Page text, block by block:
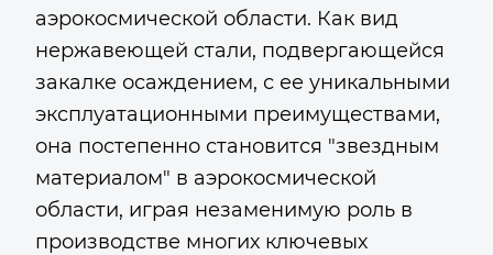
аэрокосмической области. Как вид
нержавеющей стали, подвергающейся
закалке осаждением, с ее уникальными
эксплуатационными преимуществами,
она постепенно становится "звездным
материалом" в аэрокосмической
области, играя незаменимую роль в
производстве многих ключевых